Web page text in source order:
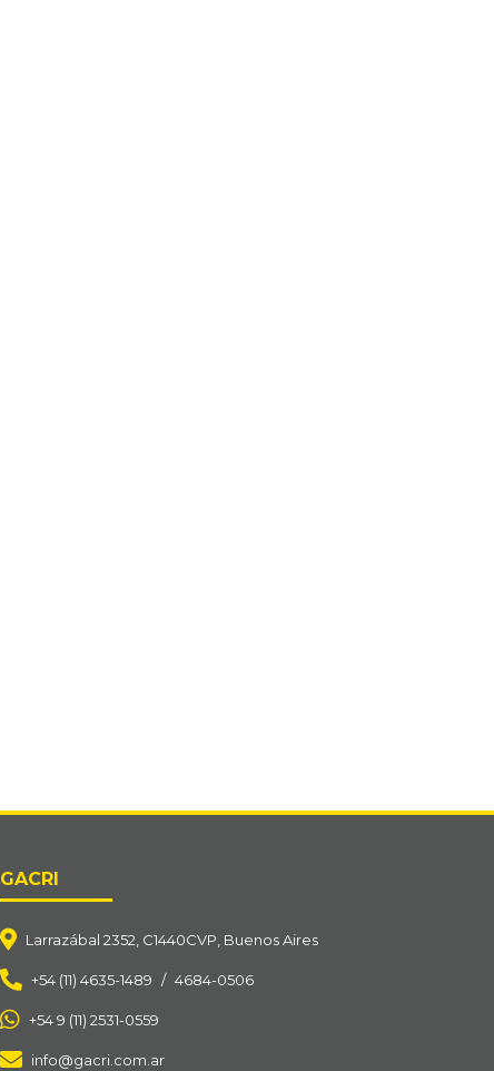
GACRI
Larrazábal 2352, C1440CVP, Buenos Aires
+54 (11) 4635-1489 / 4684-0506
+54 9 (11) 2531-0559
info@gacri.com.ar